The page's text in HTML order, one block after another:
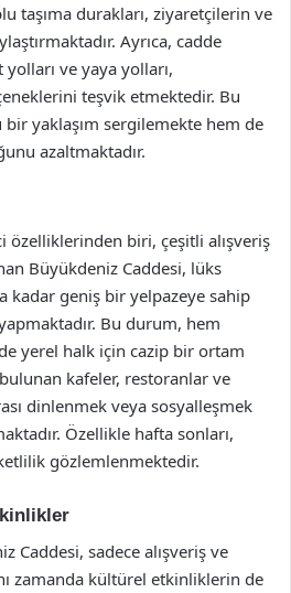
taşıma durakları, ziyaretçilerin ve
Ayrıca, cadde
ve yaya yolları,
teşvik etmektedir. Bu
yaklaşım sergilemekte hem de
azaltmaktadır.
özelliklerinden biri, çeşitli alışveriş
Büyükdeniz Caddesi, lüks
kadar geniş bir yelpazeye sahip
Bu durum, hem
yerel halk için cazip bir ortam
kafeler, restoranlar ve
dinlenmek veya sosyalleşmek
Özellikle hafta sonları,
gözlemlenmektedir.
Caddesi, sadece alışveriş ve
zamanda kültürel etkinliklerin de